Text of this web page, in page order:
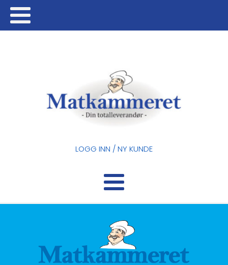
LOGG INN / NY KUNDE